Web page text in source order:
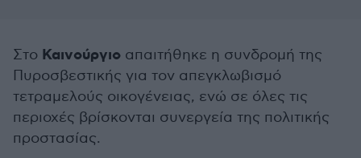
Στο Καινούργιο απαιτήθηκε η συνδρομή της
Πυροσβεστικής για τον απεγκλωβισμό
τετραμελούς οικογένειας, ενώ σε όλες τις
περιοχές βρίσκονται συνεργεία της πολιτικής
προστασίας.